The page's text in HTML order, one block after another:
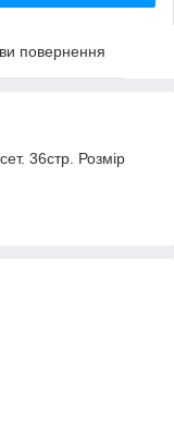
повернення
36стр. Розмір